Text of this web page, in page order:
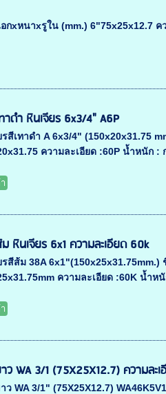
xหนาxรูใน (mm.) 6"75x25x12.7
าดำ หินเจียร 6x3/4" A6P
รสีเทาดำ A 6x3/4" (150x20x31.75
ความละเอียด :60P น้ำหนัก :
หินเจียร 6x1 ความละเอียด 60k
รสีส้ม 38A
ความละเอียด :60K น้ำห
ว WA 3/1 (75X25X12.7) ความละ
ว WA 3/1" (75X25X12.7)